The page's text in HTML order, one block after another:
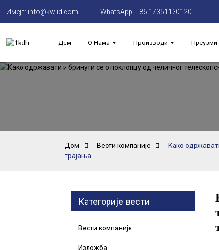
Имејл: info@kwlid.com WhatsApp: +86 17351130120
Дом О Нама Производи Преузми
Дом Вести компаније
Како
трајања
Категорије вести
Вести компаније
Изложба